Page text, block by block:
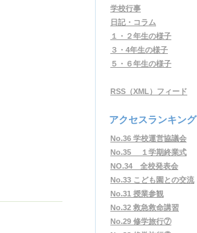
学校行事
日記・コラム
１・２年生の様子
３・4年生の様子
５・６年生の様子
RSS（XML）フィード
アクセスランキング
No.36 学校運営協議会
No.35 １学期終業式
NO.34 全校発表会
No.33 こども園との交流
No.31 授業参観
No.32 救急救命講習
No.29 修学旅行⑦